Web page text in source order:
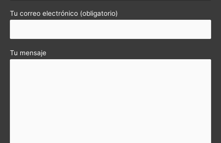
Tu correo electrónico (obligatorio)
Tu mensaje